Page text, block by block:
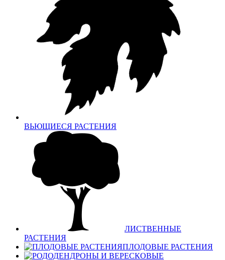
ВЬЮЩИЕСЯ РАСТЕНИЯ
ЛИСТВЕННЫЕ
РАСТЕНИЯ
ПЛОДОВЫЕ РАСТЕНИЯ